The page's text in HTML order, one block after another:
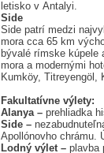
letisko v Antalyi.
Side
Side patrí medzi
mora cca 65 km
bývalé rímske kúpele
mora a modernými
Kumköy, Titreyengöl,
Fakultatívne výlety:
Alanya – prehliadka
Side –
Apollónovho chrámu.
Lodný výlet – plavba